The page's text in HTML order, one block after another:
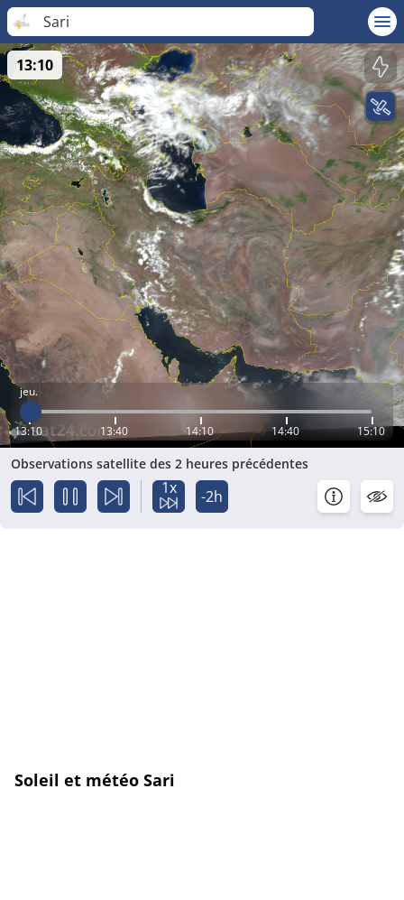
Sari
jeu.
13:10 13:40 14:10 14:40 15:10
13:10
Observations satellite des 2 heures précédentes
1x -2h
Soleil et météo Sari